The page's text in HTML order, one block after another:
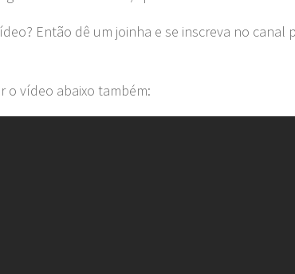
Então dê um joinha e se inscreva no
o vídeo abaixo também: